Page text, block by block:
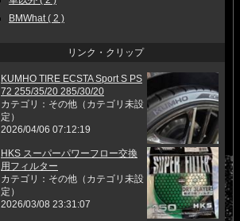
BMWhat ( 2 )
リンク・クリップ
KUMHO TIRE ECSTA Sport S PS
72 255/35/20 285/30/20
カテゴリ：その他（カテゴリ未設
定）
2026/04/06 07:12:19
HKS スーパーパワーフロー交換
用フィルター
カテゴリ：その他（カテゴリ未設
定）
2026/03/08 23:31:07